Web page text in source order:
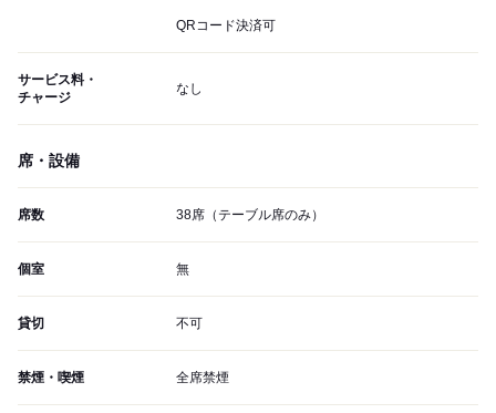
QRコード決済可
サービス料・
チャージ
なし
席・設備
席数 38席（テーブル席のみ）
個室 無
貸切 不可
禁煙・喫煙 全席禁煙